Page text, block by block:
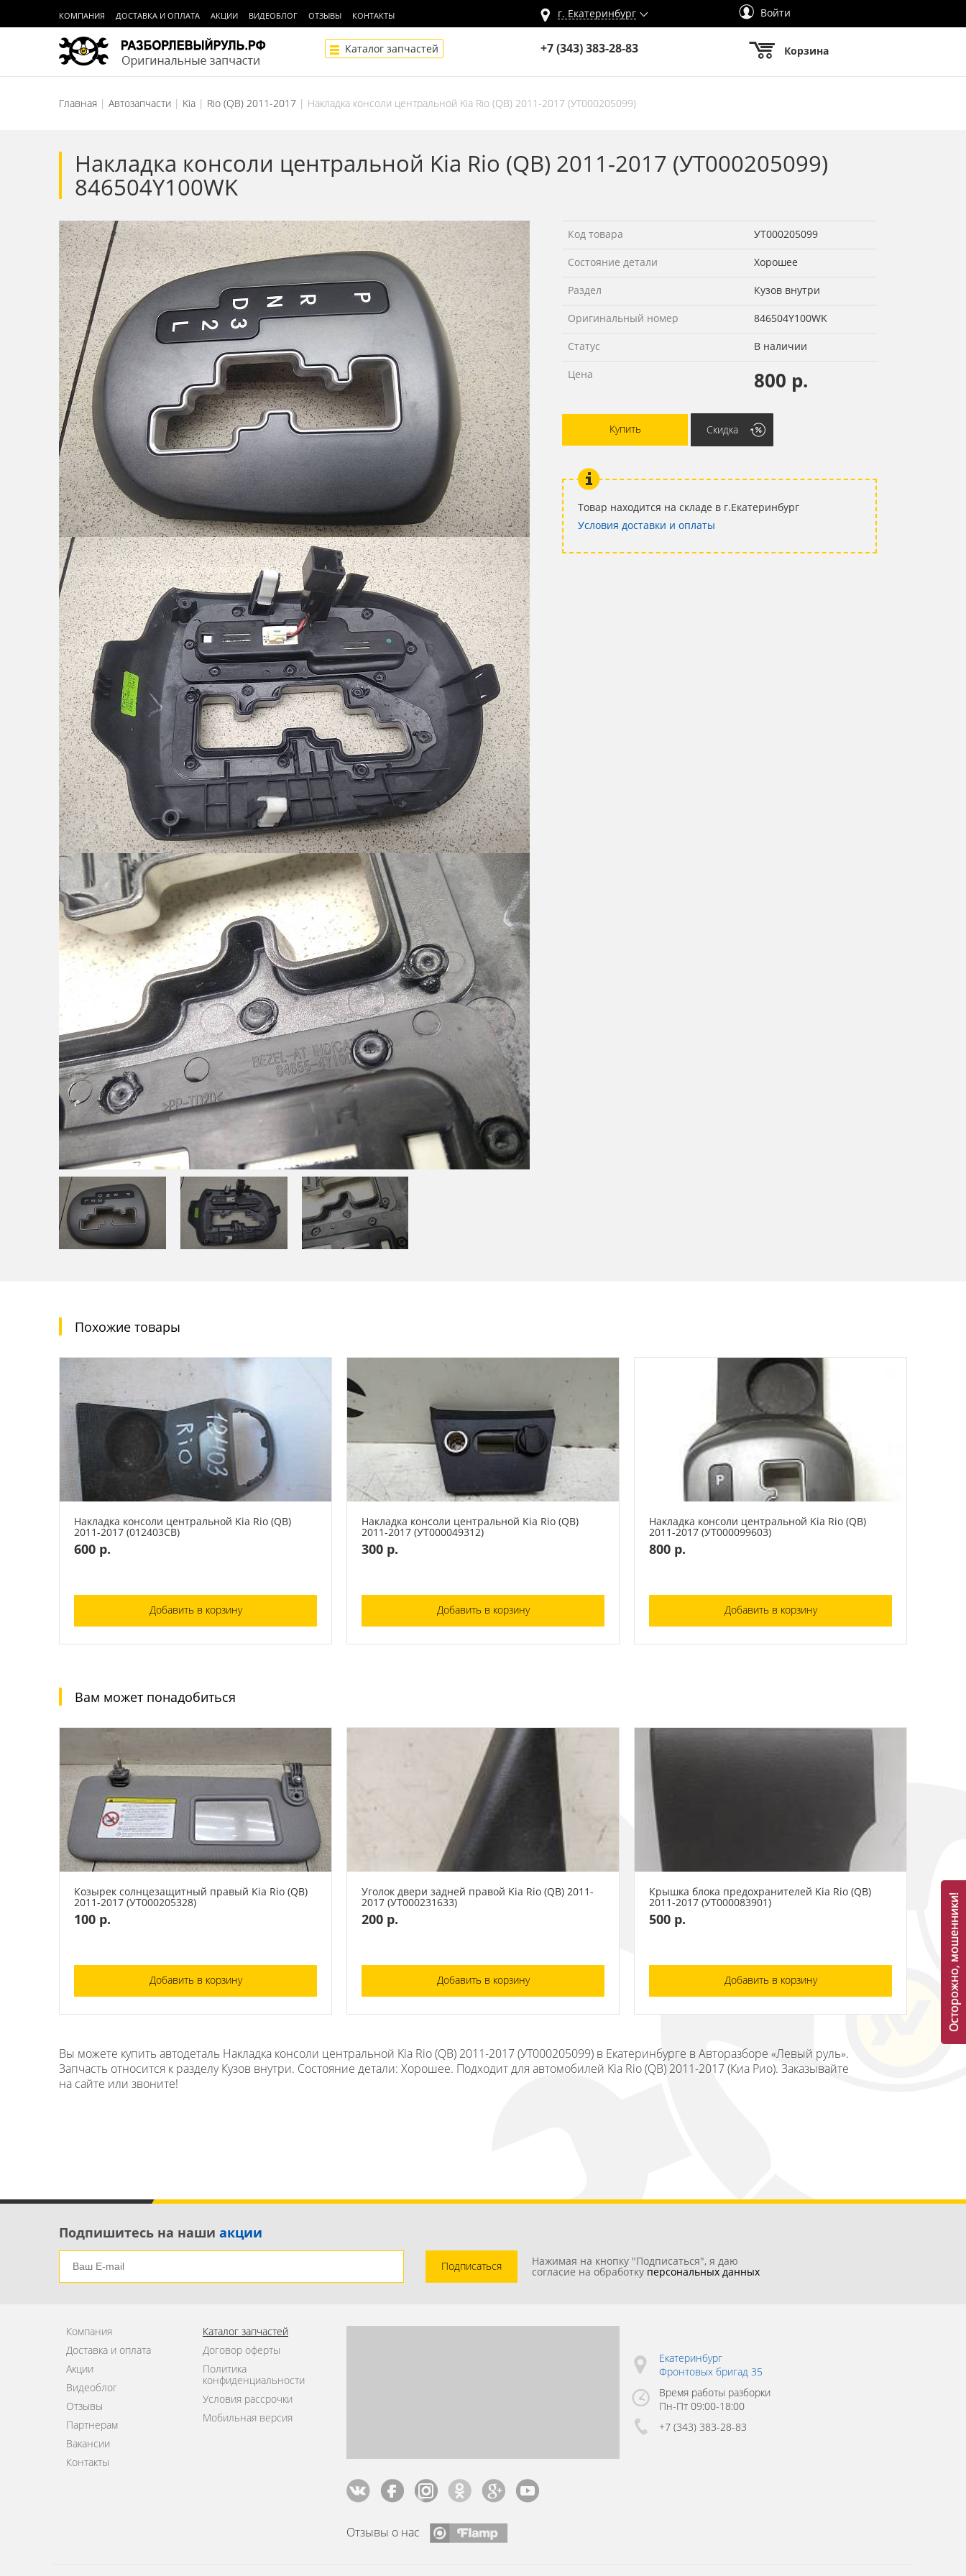
КОМПАНИЯ ДОСТАВКА И ОПЛАТА АКЦИИ ВИДЕОБЛОГ ОТЗЫВЫ КОНТАКТЫ г. Екатеринбург Войти
Каталог запчастей +7 (343) 383-28-83 Корзина
Главная Автозапчасти Kia Rio (QB) 2011-2017 Накладка консоли центральной Kia Rio (QB) 2011-2017 (УТ000205099)
Накладка консоли центральной Kia Rio (QB) 2011-2017 (УТ000205099)
846504Y100WK
Код товара УТ000205099
Состояние детали Хорошее
Раздел Кузов внутри
Оригинальный номер 846504Y100WK
Статус В наличии
Цена 800 р.
Купить Скидка
Товар находится на складе в г.Екатеринбург
Условия доставки и оплаты
Похожие товары
Накладка консоли центральной Kia Rio (QB)
2011-2017 (012403СВ)
600 р.
Добавить в корзину
Накладка консоли центральной Kia Rio (QB)
2011-2017 (УТ000049312)
300 р.
Добавить в корзину
Накладка консоли центральной Kia Rio (QB)
2011-2017 (УТ000099603)
800 р.
Добавить в корзину
Вам может понадобиться
Козырек солнцезащитный правый Kia Rio (QB)
2011-2017 (УТ000205328)
100 р.
Добавить в корзину
Уголок двери задней правой Kia Rio (QB) 2011-
2017 (УТ000231633)
200 р.
Добавить в корзину
Крышка блока предохранителей Kia Rio (QB)
2011-2017 (УТ000083901)
500 р.
Добавить в корзину
Вы можете купить автодеталь Накладка консоли центральной Kia Rio (QB) 2011-2017 (УТ000205099) в Екатеринбурге в Авторазборе «Левый руль».
Запчасть относится к разделу Кузов внутри. Состояние детали: Хорошее. Подходит для автомобилей Kia Rio (QB) 2011-2017 (Киа Рио). Заказывайте
на сайте или звоните!
Подпишитесь на наши акции
Подписаться Нажимая на кнопку "Подписаться", я даю
согласие на обработку персональных данных
Компания
Доставка и оплата
Акции
Видеоблог
Отзывы
Партнерам
Вакансии
Контакты
Каталог запчастей
Договор оферты
Политика
конфиденциальности
Условия рассрочки
Мобильная версия
Отзывы о нас
Екатеринбург
Фронтовых бригад 35
Время работы разборки
Пн-Пт 09:00-18:00
+7 (343) 383-28-83
Осторожно, мошенники!